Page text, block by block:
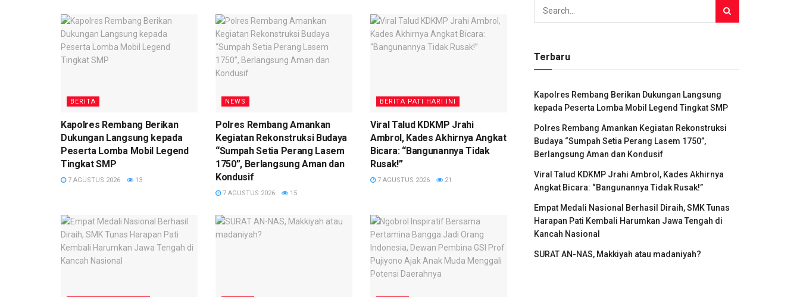
BERITA
Kapolres Rembang Berikan
Dukungan Langsung kepada
Peserta Lomba Mobil Legend
Tingkat SMP
7 AGUSTUS 2026 13
NEWS
Polres Rembang Amankan
Kegiatan Rekonstruksi Budaya
“Sumpah Setia Perang Lasem
1750”, Berlangsung Aman dan
Kondusif
7 AGUSTUS 2026 15
BERITA PATI HARI INI
Viral Talud KDKMP Jrahi
Ambrol, Kades Akhirnya Angkat
Bicara: “Bangunannya Tidak
Rusak!”
7 AGUSTUS 2026 21
Terbaru
Kapolres Rembang Berikan Dukungan Langsung
kepada Peserta Lomba Mobil Legend Tingkat SMP
Polres Rembang Amankan Kegiatan Rekonstruksi
Budaya “Sumpah Setia Perang Lasem 1750”,
Berlangsung Aman dan Kondusif
Viral Talud KDKMP Jrahi Ambrol, Kades Akhirnya
Angkat Bicara: “Bangunannya Tidak Rusak!”
Empat Medali Nasional Berhasil Diraih, SMK Tunas
Harapan Pati Kembali Harumkan Jawa Tengah di
Kancah Nasional
SURAT AN-NAS, Makkiyah atau madaniyah?